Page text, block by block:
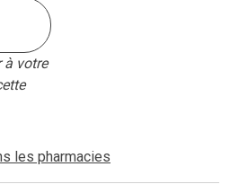
à votre
les pharmacies